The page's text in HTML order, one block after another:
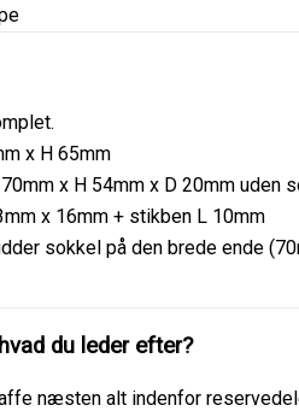
x H 65mm
x H 54mm x D 20mm uden
x 16mm + stikben L 10mm
sokkel på den brede ende
du leder efter?
næsten alt indenfor